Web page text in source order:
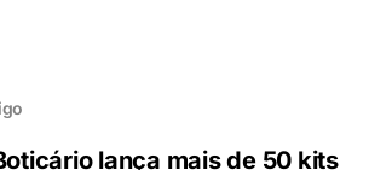
lança mais de 50 kits